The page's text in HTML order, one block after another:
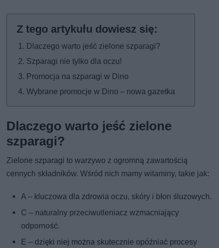
Dlaczego warto jeść zielone szparagi?
Szparagi nie tylko dla oczu!
Promocja na szparagi w Dino
Wybrane promocje w Dino – nowa gazetka
Dlaczego warto jeść zielone
szparagi?
Zielone szparagi to warzywo z ogromną zawartością
cennych składników. Wśród nich mamy witaminy, takie jak:
A – kluczowa dla zdrowia oczu, skóry i błon śluzowych.
C – naturalny przeciwutleniacz wzmacniający
odporność.
E – dzięki niej można skutecznie opóźniać procesy